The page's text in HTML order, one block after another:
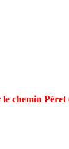
chemin Péret